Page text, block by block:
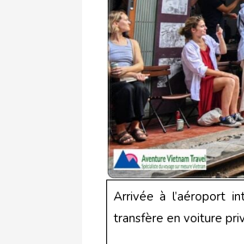
Arrivée à l’aéroport
transfère en voiture